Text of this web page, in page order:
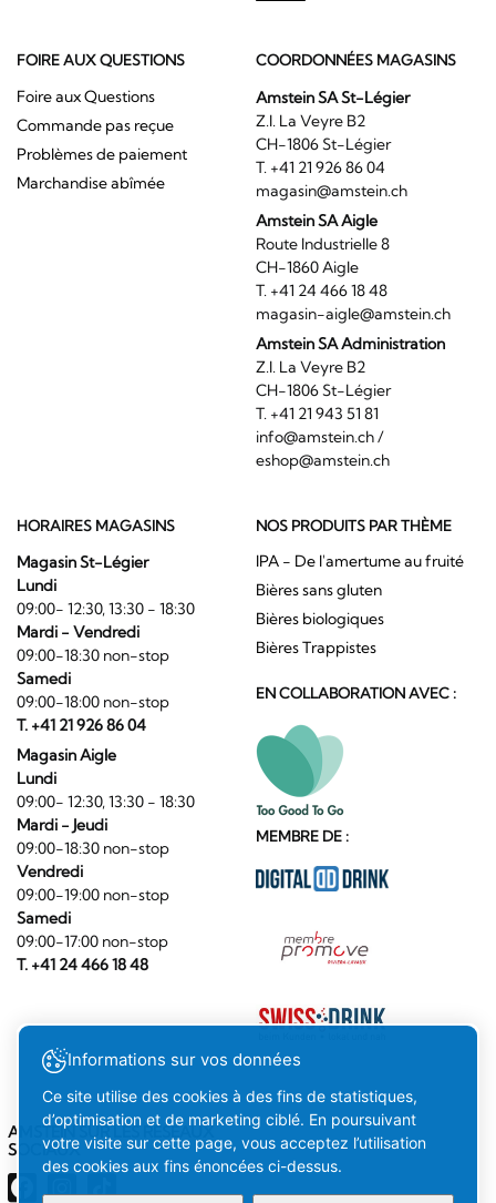
FOIRE AUX QUESTIONS
Foire aux Questions
Commande pas reçue
Problèmes de paiement
Marchandise abîmée
COORDONNÉES MAGASINS
Amstein SA St-Légier
Z.I. La Veyre B2
CH-1806 St-Légier
T. +41 21 926 86 04
magasin@amstein.ch
Amstein SA Aigle
Route Industrielle 8
CH-1860 Aigle
T. +41 24 466 18 48
magasin-aigle@amstein.ch
Amstein SA Administration
Z.I. La Veyre B2
CH-1806 St-Légier
T. +41 21 943 51 81
info@amstein.ch/
eshop@amstein.ch
HORAIRES MAGASINS
Magasin St-Légier
Lundi
09:00- 12:30, 13:30 - 18:30
Mardi - Vendredi
09:00-18:30 non-stop
Samedi
09:00-18:00 non-stop
T. +41 21 926 86 04
Magasin Aigle
Lundi
09:00- 12:30, 13:30 - 18:30
Mardi - Jeudi
09:00-18:30 non-stop
Vendredi
09:00-19:00 non-stop
Samedi
09:00-17:00 non-stop
T. +41 24 466 18 48
NOS PRODUITS PAR THÈME
IPA - De l'amertume au fruité
Bières sans gluten
Bières biologiques
Bières Trappistes
EN COLLABORATION AVEC :
MEMBRE DE :
AMSTEIN SUR LES RÉSEAUX
SOCIAUX
Informations sur vos données
Ce site utilise des cookies à des fins de statistiques,
d’optimisation et de marketing ciblé. En poursuivant
votre visite sur cette page, vous acceptez l’utilisation
des cookies aux fins énoncées ci-dessus.